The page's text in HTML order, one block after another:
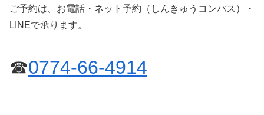
ご予約は、お電話・ネット予約（しんきゅうコンパス）・
LINEで承ります。
☎0774-66-4914